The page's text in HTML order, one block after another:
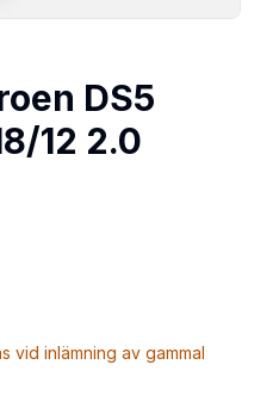
DS5
12 2.0
vid inlämning av gammal